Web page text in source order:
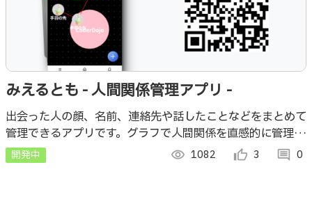
みえるとも - 人間関係管理アプリ -
出会った人の顔、名前、連絡先や話したことなどをまとめて
管理できるアプリです。グラフで人間関係を直感的に管理で
きます！
開発中 visibility 1082 thumb_up_alt 3 comment 0